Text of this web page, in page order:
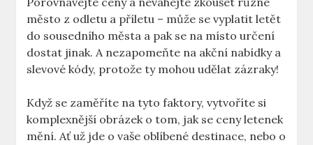
město z odletu a příletu – může se vyplatit letět
do sousedního města a pak se na místo určení
dostat jinak. A nezapomeňte na akční nabídky a
slevové kódy, protože ty mohou udělat zázraky!
Když se zaměříte na tyto faktory, vytvoříte si
komplexnější obrázek o tom, jak se ceny letenek
mění. Ať už jde o vaše oblíbené destinace, nebo o